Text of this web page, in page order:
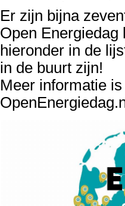
Er zijn bijna
Open Energiedag
hieronder in de
in de buurt zijn!
Meer informatie